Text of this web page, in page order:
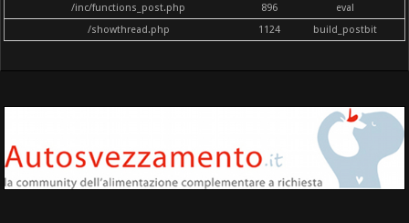
/inc/functions_post.php
896
eval
/showthread.php
1124 build_postbit